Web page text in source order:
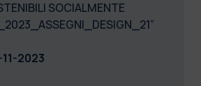
SOCIALMENTE
2023